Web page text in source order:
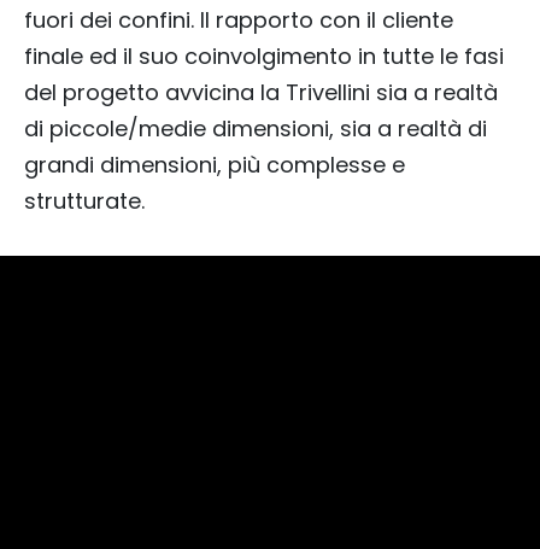
fuori dei confini. Il rapporto con il cliente
finale ed il suo coinvolgimento in tutte le fasi
del progetto avvicina la Trivellini sia a realtà
di piccole/medie dimensioni, sia a realtà di
grandi dimensioni, più complesse e
strutturate.